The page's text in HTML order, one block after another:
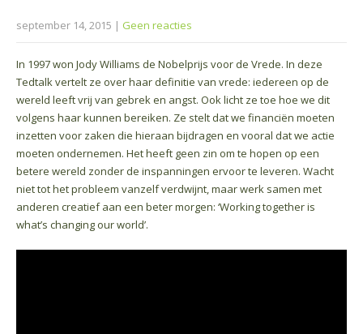
september 14, 2015 | Geen reacties
In 1997 won Jody Williams de Nobelprijs voor de Vrede. In deze
Tedtalk vertelt ze over haar definitie van vrede: iedereen op de
wereld leeft vrij van gebrek en angst. Ook licht ze toe hoe we dit
volgens haar kunnen bereiken. Ze stelt dat we financiën moeten
inzetten voor zaken die hieraan bijdragen en vooral dat we actie
moeten ondernemen. Het heeft geen zin om te hopen op een
betere wereld zonder de inspanningen ervoor te leveren. Wacht
niet tot het probleem vanzelf verdwijnt, maar werk samen met
anderen creatief aan een beter morgen: ‘Working together is
what’s changing our world’.